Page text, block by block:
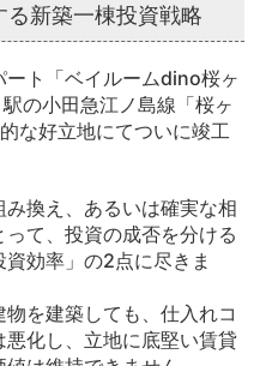
新築一棟投資戦略
ト「ベイルームdino桜ヶ
の小田急江ノ島線「桜ヶ
な好立地にてついに竣工
換え、あるいは確実な相
て、投資の成否を分ける
効率」の2点に尽きま
を建築しても、仕入れコ
化し、立地に底堅い賃貸